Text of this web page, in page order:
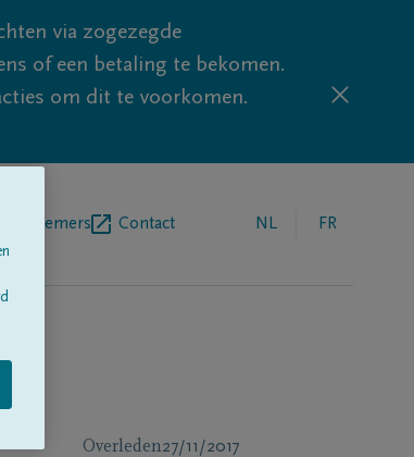
via zogezegde
of een betaling te bekomen.
om dit te voorkomen.
Contact NL FR
Overleden27/11/2017